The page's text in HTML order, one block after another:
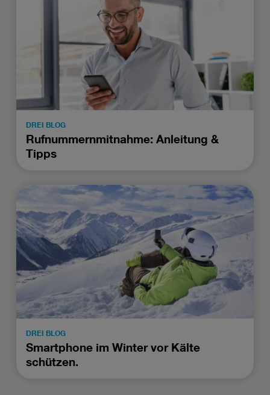
DREI BLOG
Rufnummernmitnahme: Anleitung &
Tipps
DREI BLOG
Smartphone im Winter vor Kälte
schützen.